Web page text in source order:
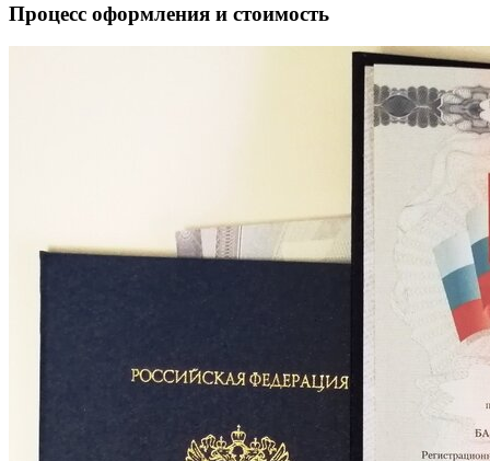
Процесс оформления и стоимость